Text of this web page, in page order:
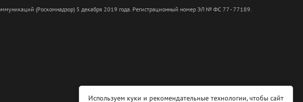
(Роскомнадзор) 5 декабря 2019 года. Регистрационный номер ЭЛ № ФС 77 - 77189.
Используем куки и рекомендательные технологии, чтобы сайт